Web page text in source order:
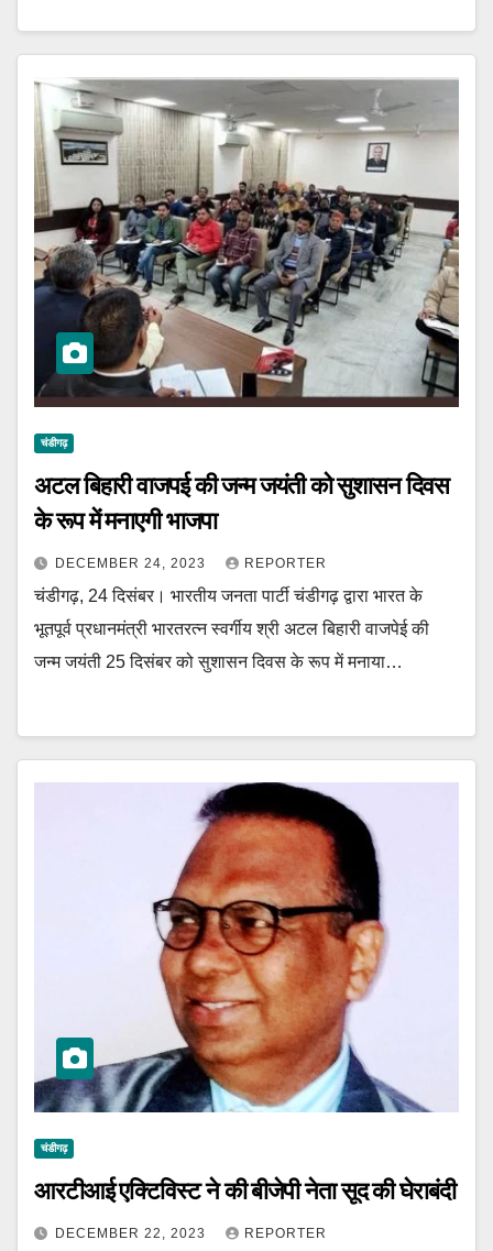
चंडीगढ़
अटल बिहारी वाजपई की जन्म जयंती को सुशासन दिवस
के रूप में मनाएगी भाजपा
DECEMBER 24, 2023 REPORTER
चंडीगढ़, 24 दिसंबर। भारतीय जनता पार्टी चंडीगढ़ द्वारा भारत के
भूतपूर्व प्रधानमंत्री भारतरत्न स्वर्गीय श्री अटल बिहारी वाजपेई की
जन्म जयंती 25 दिसंबर को सुशासन दिवस के रूप में मनाया…
चंडीगढ़
आरटीआई एक्टिविस्ट ने की बीजेपी नेता सूद की घेराबंदी
DECEMBER 22, 2023 REPORTER